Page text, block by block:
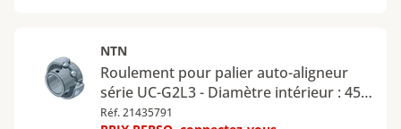
NTN
Roulement pour palier auto-aligneur
série UC-G2L3 - Diamètre intérieur : 45
mm - Diamètre extérieur : 85 mm
Réf. 21435791